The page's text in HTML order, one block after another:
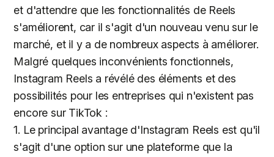
et d'attendre que les fonctionnalités de Reels
s'améliorent, car il s'agit d'un nouveau venu sur le
marché, et il y a de nombreux aspects à améliorer.
Malgré quelques inconvénients fonctionnels,
Instagram Reels a révélé des éléments et des
possibilités pour les entreprises qui n'existent pas
encore sur TikTok :
1. Le principal avantage d'Instagram Reels est qu'il
s'agit d'une option sur une plateforme que la